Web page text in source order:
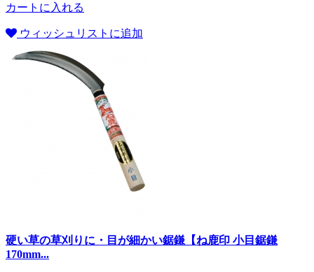
カートに入れる
ウィッシュリストに追加
硬い草の草刈りに・目が細かい鋸鎌【ね鹿印 小目鋸鎌
170mm...